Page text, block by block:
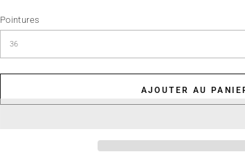
Pointures
AJOUTER AU